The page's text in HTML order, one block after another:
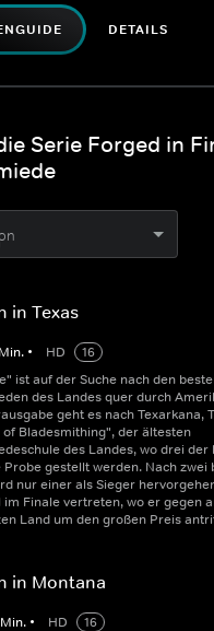
DETAILS
Serie Forged in
in Texas
Min. • HD
16
ist auf der Suche nach den
des Landes quer durch
geht es nach Texarkana,
of Bladesmithing", der ältesten
des Landes, wo drei der
gestellt werden. Nach zwei
nur einer als Sieger
im Finale vertreten, wo er gegen
Land um den großen Preis
in Montana
Min. • HD
16